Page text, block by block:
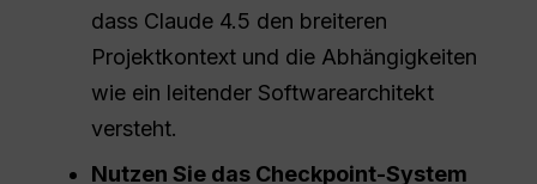
dass Claude 4.5 den breiteren
Projektkontext und die Abhängigkeiten
wie ein leitender Softwarearchitekt
versteht.
Nutzen Sie das Checkpoint-System